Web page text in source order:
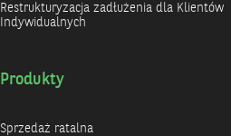
Restrukturyzacja zadłużenia dla Klientów
Indywidualnych
Produkty
Sprzedaż ratalna